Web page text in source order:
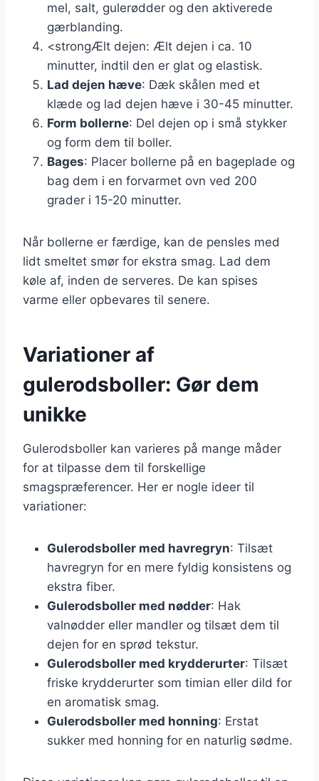
mel, salt, gulerødder og den aktiverede
gærblanding.
<strongÆlt dejen: Ælt dejen i ca. 10
minutter, indtil den er glat og elastisk.
Lad dejen hæve: Dæk skålen med et
klæde og lad dejen hæve i 30-45 minutter.
Form bollerne: Del dejen op i små stykker
og form dem til boller.
Bages: Placer bollerne på en bageplade og
bag dem i en forvarmet ovn ved 200
grader i 15-20 minutter.
Når bollerne er færdige, kan de pensles med
lidt smeltet smør for ekstra smag. Lad dem
køle af, inden de serveres. De kan spises
varme eller opbevares til senere.
Variationer af
gulerodsboller: Gør dem
unikke
Gulerodsboller kan varieres på mange måder
for at tilpasse dem til forskellige
smagspræferencer. Her er nogle ideer til
variationer:
Gulerodsboller med havregryn: Tilsæt
havregryn for en mere fyldig konsistens og
ekstra fiber.
Gulerodsboller med nødder: Hak
valnødder eller mandler og tilsæt dem til
dejen for en sprød tekstur.
Gulerodsboller med krydderurter: Tilsæt
friske krydderurter som timian eller dild for
en aromatisk smag.
Gulerodsboller med honning: Erstat
sukker med honning for en naturlig sødme.